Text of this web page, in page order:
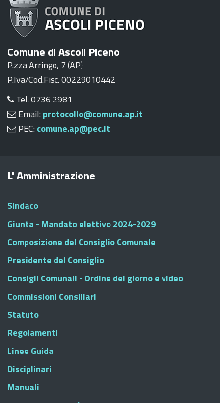
Comune di Ascoli Piceno
P.zza Arringo, 7 (AP)
P.Iva/Cod.Fisc. 00229010442
Tel. 0736 2981
Email: protocollo@comune.ap.it
PEC: comune.ap@pec.it
L' Amministrazione
Sindaco
Giunta - Mandato elettivo 2024-2029
Composizione del Consiglio Comunale
Presidente del Consiglio
Consigli Comunali - Ordine del giorno e video
Commissioni Consiliari
Statuto
Regolamenti
Linee Guida
Disciplinari
Manuali